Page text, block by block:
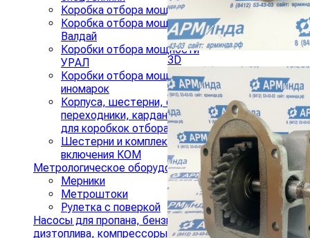
Коробка отбора мощности КРАЗ
Коробка отбора мощности
Валдай
Коробки отбора мощности
УРАЛ
Коробки отбора мощности
иномарок
Корпуса, шестерни, фланцы,
переходники, карданные валы
для коробкок отбора мощности
Шестерни и комплекты
включения КОМ
Метрологическое оборудование
Мерники
Метроштоки
Рулетка с поверкой
Насосы для пропана, бензина и
дизтоплива, компрессоры для СУГ
3D